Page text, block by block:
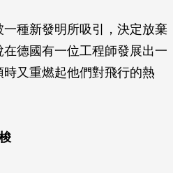
種新發明所吸引，決定放棄
德國有一位工程師發展出一
又重燃起他們對飛行的熱